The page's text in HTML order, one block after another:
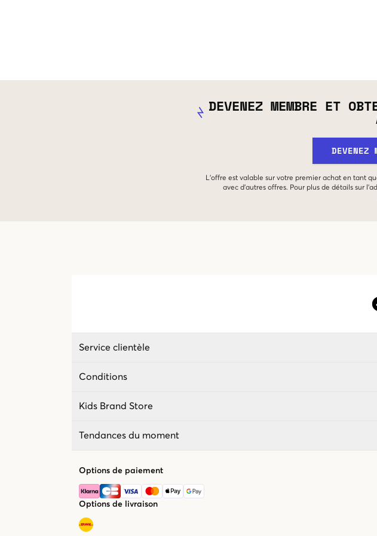
DEVENEZ MEMBRE ET
DEVENEZ
L'offre est valable sur votre premier achat en tant
avec d'autres offres. Pour plus de détails sur
Service clientèle
Conditions
Kids Brand Store
Tendances du moment
Options de paiement
Options de livraison